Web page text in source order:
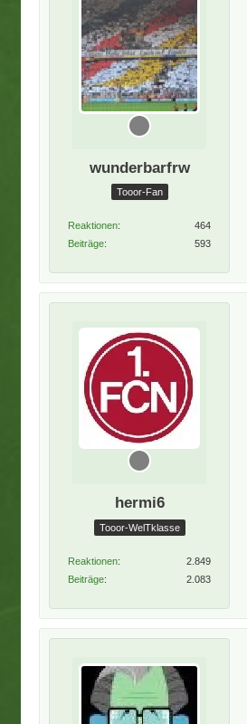
wunderbarfrw
Tooor-Fan
Reaktionen
464
Beiträge
593
hermi6
Tooor-WelTklasse
Reaktionen
2.849
Beiträge
2.083